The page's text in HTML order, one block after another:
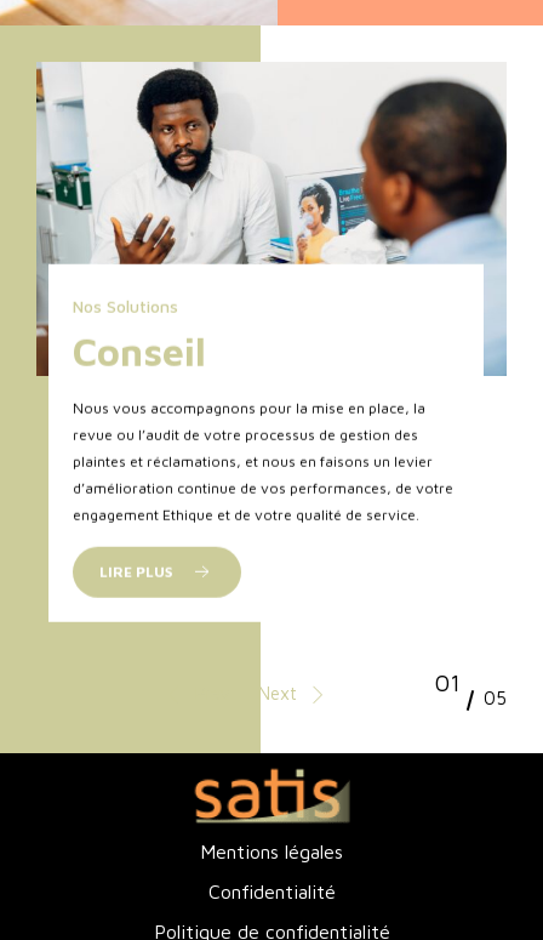
Nos Solutions
Conseil
Nous vous accompagnons pour la mise en place, la
revue ou l’audit de votre processus de gestion des
plaintes et réclamations, et nous en faisons un levier
d’amélioration continue de vos performances, de votre
engagement Ethique et de votre qualité de service.
LIRE PLUS
Next 01
05
Mentions légales
Confidentialité
Politique de confidentialité